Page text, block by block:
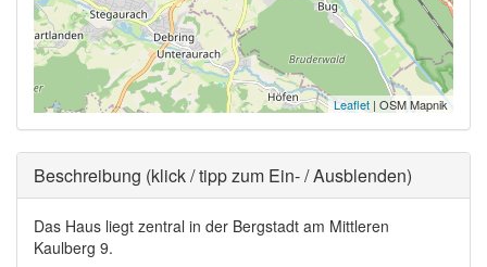
Leaflet | OSM Mapnik
Ausblenden
Beschreibung (klick / tipp zum Ein- / Ausblenden)
Das Haus liegt zentral in der Bergstadt am Mittleren
Kaulberg 9.